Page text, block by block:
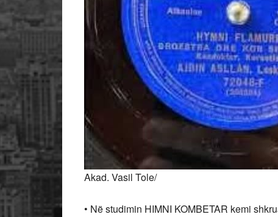
Akad. Vasil Tole/
• Në studimin HIMNI KOMBETAR kemi